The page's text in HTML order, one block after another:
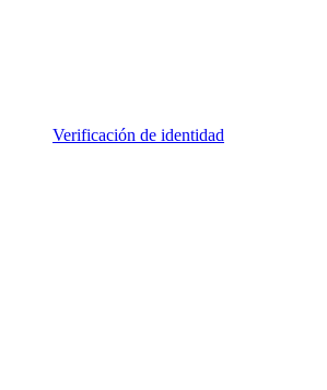
Verificación de identidad